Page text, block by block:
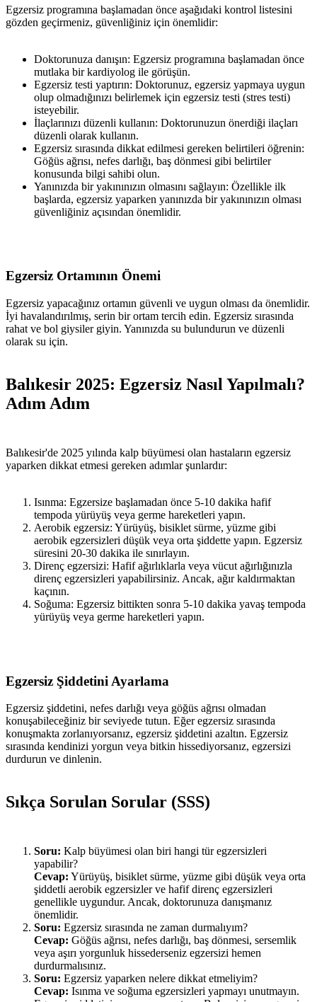
Egzersiz programına başlamadan önce aşağıdaki kontrol listesini
gözden geçirmeniz, güvenliğiniz için önemlidir:
Doktorunuza danışın: Egzersiz programına başlamadan önce
mutlaka bir kardiyolog ile görüşün.
Egzersiz testi yaptırın: Doktorunuz, egzersiz yapmaya uygun
olup olmadığınızı belirlemek için egzersiz testi (stres testi)
isteyebilir.
İlaçlarınızı düzenli kullanın: Doktorunuzun önerdiği ilaçları
düzenli olarak kullanın.
Egzersiz sırasında dikkat edilmesi gereken belirtileri öğrenin:
Göğüs ağrısı, nefes darlığı, baş dönmesi gibi belirtiler
konusunda bilgi sahibi olun.
Yanınızda bir yakınınızın olmasını sağlayın: Özellikle ilk
başlarda, egzersiz yaparken yanınızda bir yakınınızın olması
güvenliğiniz açısından önemlidir.
Egzersiz Ortamının Önemi
Egzersiz yapacağınız ortamın güvenli ve uygun olması da önemlidir.
İyi havalandırılmış, serin bir ortam tercih edin. Egzersiz sırasında
rahat ve bol giysiler giyin. Yanınızda su bulundurun ve düzenli
olarak su için.
Balıkesir 2025: Egzersiz Nasıl Yapılmalı?
Adım Adım
Balıkesir'de 2025 yılında kalp büyümesi olan hastaların egzersiz
yaparken dikkat etmesi gereken adımlar şunlardır:
Isınma: Egzersize başlamadan önce 5-10 dakika hafif
tempoda yürüyüş veya germe hareketleri yapın.
Aerobik egzersiz: Yürüyüş, bisiklet sürme, yüzme gibi
aerobik egzersizleri düşük veya orta şiddette yapın. Egzersiz
süresini 20-30 dakika ile sınırlayın.
Direnç egzersizi: Hafif ağırlıklarla veya vücut ağırlığınızla
direnç egzersizleri yapabilirsiniz. Ancak, ağır kaldırmaktan
kaçının.
Soğuma: Egzersiz bittikten sonra 5-10 dakika yavaş tempoda
yürüyüş veya germe hareketleri yapın.
Egzersiz Şiddetini Ayarlama
Egzersiz şiddetini, nefes darlığı veya göğüs ağrısı olmadan
konuşabileceğiniz bir seviyede tutun. Eğer egzersiz sırasında
konuşmakta zorlanıyorsanız, egzersiz şiddetini azaltın. Egzersiz
sırasında kendinizi yorgun veya bitkin hissediyorsanız, egzersizi
durdurun ve dinlenin.
Sıkça Sorulan Sorular (SSS)
Soru: Kalp büyümesi olan biri hangi tür egzersizleri
yapabilir?
Cevap: Yürüyüş, bisiklet sürme, yüzme gibi düşük veya orta
şiddetli aerobik egzersizler ve hafif direnç egzersizleri
genellikle uygundur. Ancak, doktorunuza danışmanız
önemlidir.
Soru: Egzersiz sırasında ne zaman durmalıyım?
Cevap: Göğüs ağrısı, nefes darlığı, baş dönmesi, sersemlik
veya aşırı yorgunluk hissederseniz egzersizi hemen
durdurmalısınız.
Soru: Egzersiz yaparken nelere dikkat etmeliyim?
Cevap: Isınma ve soğuma egzersizleri yapmayı unutmayın.